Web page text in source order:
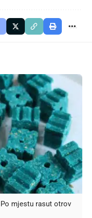
mjestu rasut otrov